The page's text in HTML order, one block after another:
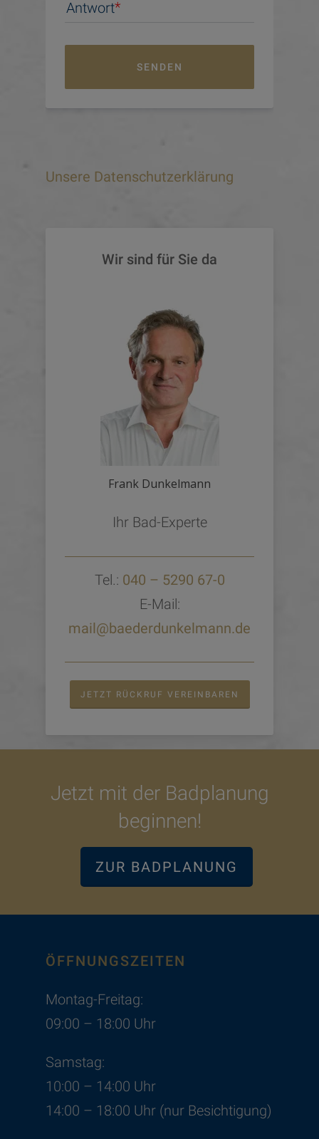
Antwort
SENDEN
Unsere Datenschutzerklärung
Wir sind für Sie da
Frank Dunkelmann
Ihr Bad-Experte
Tel.: 040 – 5290 67-0
E-Mail:
mail@baederdunkelmann.de
JETZT RÜCKRUF VEREINBAREN
Jetzt mit der Badplanung
beginnen!
ZUR BADPLANUNG
ÖFFNUNGSZEITEN
Montag-Freitag:
09:00 – 18:00 Uhr
Samstag:
10:00 – 14:00 Uhr
14:00 – 18:00 Uhr (nur Besichtigung)